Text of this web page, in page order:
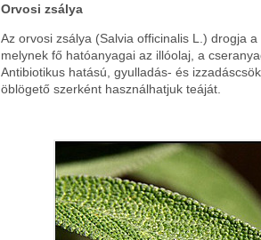
Orvosi zsálya
Az orvosi zsálya (Salvia officinalis L.) drogja
melynek fő hatóanyagai az illóolaj, a
Antibiotikus hatású, gyulladás- és
öblögető szerként használhatjuk teáját.